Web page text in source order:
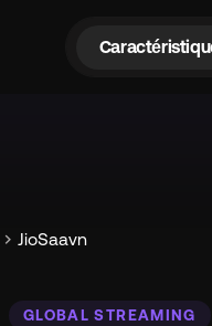
chevron_right JioSaavn
GLOBAL STREAMING